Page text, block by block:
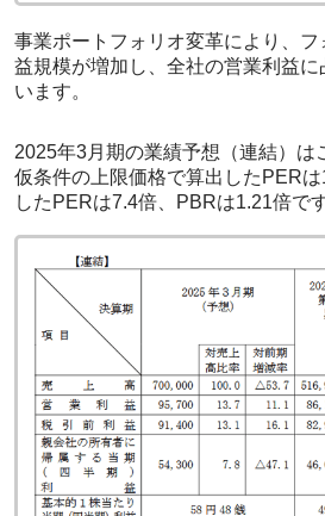
事業ポートフォリオ変革により、フ
益規模が増加し、全社の営業利益
います。
2025年3月期の業績予想（連結）は
仮条件の上限価格で算出したPER
したPERは7.4倍、PBRは1.21倍で